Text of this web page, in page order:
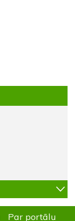
Par portālu